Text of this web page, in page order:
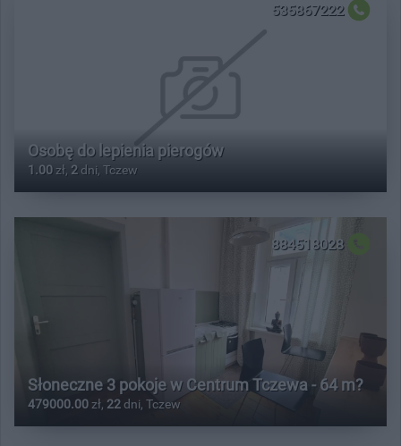
535867222
Osobę do lepienia pierogów
1.00 zł, 2 dni, Tczew
884518028
Słoneczne 3 pokoje w Centrum Tczewa - 64 m?
479000.00 zł, 22 dni, Tczew